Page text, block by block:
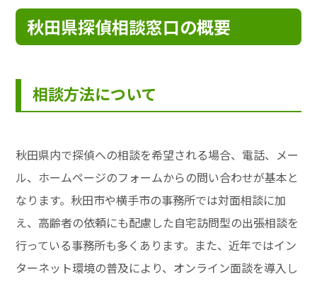
秋田県探偵相談窓口の概要
相談方法について
秋田県内で探偵への相談を希望される場合、電話、メー
ル、ホームページのフォームからの問い合わせが基本と
なります。秋田市や横手市の事務所では対面相談に加
え、高齢者の依頼にも配慮した自宅訪問型の出張相談を
行っている事務所も多くあります。また、近年ではイン
ターネット環境の普及により、オンライン面談を導入し